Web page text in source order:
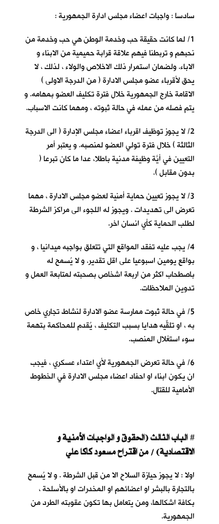
سادسا : واجبات اعضاء مجلس ادارة الجمهورية :
1/ لما كانت حقيقة حب وخدمة الوطن هي حب وخدمة من
نحبهم و تربطنا فيهم علاقة قرابة حميمية من الابناء و
الاباء. ولضمان استمرار ذلك الاخلاص والولاء ، لذلك ، لا
يحق لأقرباء عضو مجلس الادارة ( من الدرجة الاولى )
الاقامة خارج الجمهورية خلال فترة تكليف العضو بمهامه. و
يتم فصله من عمله في حالة ثبوته ، ومهما كانت الاسباب.
2/ لا يجوز توظيف اقرباء اعضاء مجلس الإدارة ( الى الدرجة
الثالثة ) خلال فترة تولي العضو لمنصبه. و يعتبر أمر
التعيين في أيَّة وظيفة مدنية باطلا، عدا ما كان تبرعا (
بدون مقابل ).
3/ لا يجوز تعيين حماية أمنية لعضو مجلس الادارة ، مهما
تعرض الى تهديدات . ويجوز له اللجوء الى مراكز الشرطة
لطلب الحماية كأي انسان اخر.
4/ يجب عليه تفقد المواقع التي تتعلق بواجبه ميدانيا ، و
بواقع يومين اسبوعيا على اقل تقدير. و لا يُسمح له
باصطحاب اكثر من اربعة اشخاص بصحبته لمتابعة العمل و
تدوين الملاحظات.
5/ في حالة ثبوت ممارسة عضو الادارة لنشاط تجاري خاص
به ، او تلقِّيه هدايا بسبب التكليف ، يُقدم للمحاكمة بتهمة
سوء استغلال المنصب.
6/ في حالة تعرض الجمهورية لأي اعتداء عسكري ، فيجب
ان يكون ابناء او احفاد اعضاء مجلس الادارة في الخطوط
الأمامية للقتال.
# الباب الثالث (الحقوق و الواجبات الأمنية و
الاقتصادية) / من اقتراح مسعود كاكا علي
اولا : لا يجوز حيازة السلاح الا من قبل الشرطة . و لا يُسمح
بالتجارة بالبشر او اعضائهم او المخدرات او بالأسلحة ،
بكافة اشكالها، ومن يتعامل بها تكون عقوبته الطرد من
الجمهورية.